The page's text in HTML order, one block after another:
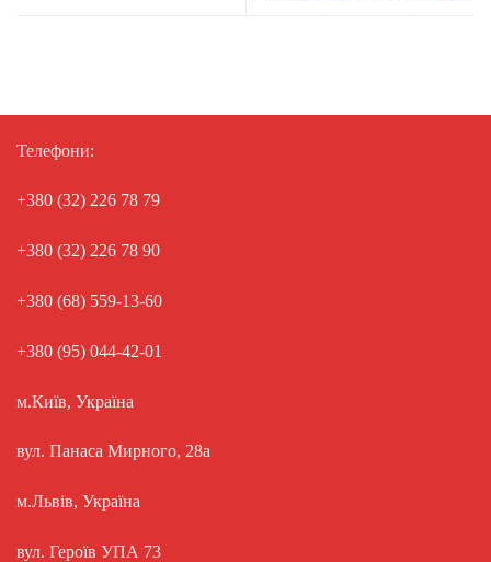
Телефони:
+380 (32) 226 78 79
+380 (32) 226 78 90
+380 (68) 559-13-60
+380 (95) 044-42-01
м.Київ, Україна
вул. Панаса Мирного, 28а
м.Львів, Україна
вул. Героїв УПА 73